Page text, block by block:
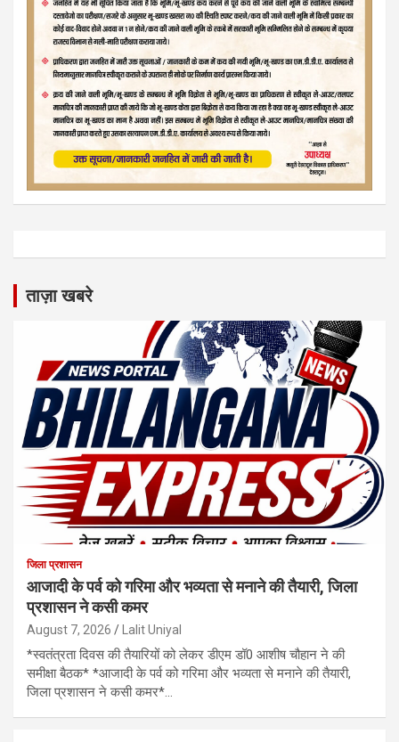
ताज़ा खबरे
जिला प्रशासन
आजादी के पर्व को गरिमा और भव्यता से मनाने की तैयारी, जिला
प्रशासन ने कसी कमर
August 7, 2026 Lalit Uniyal
*स्वतंत्रता दिवस की तैयारियों को लेकर डीएम डॉ0 आशीष चौहान ने की
समीक्षा बैठक* *आजादी के पर्व को गरिमा और भव्यता से मनाने की तैयारी,
जिला प्रशासन ने कसी कमर*…